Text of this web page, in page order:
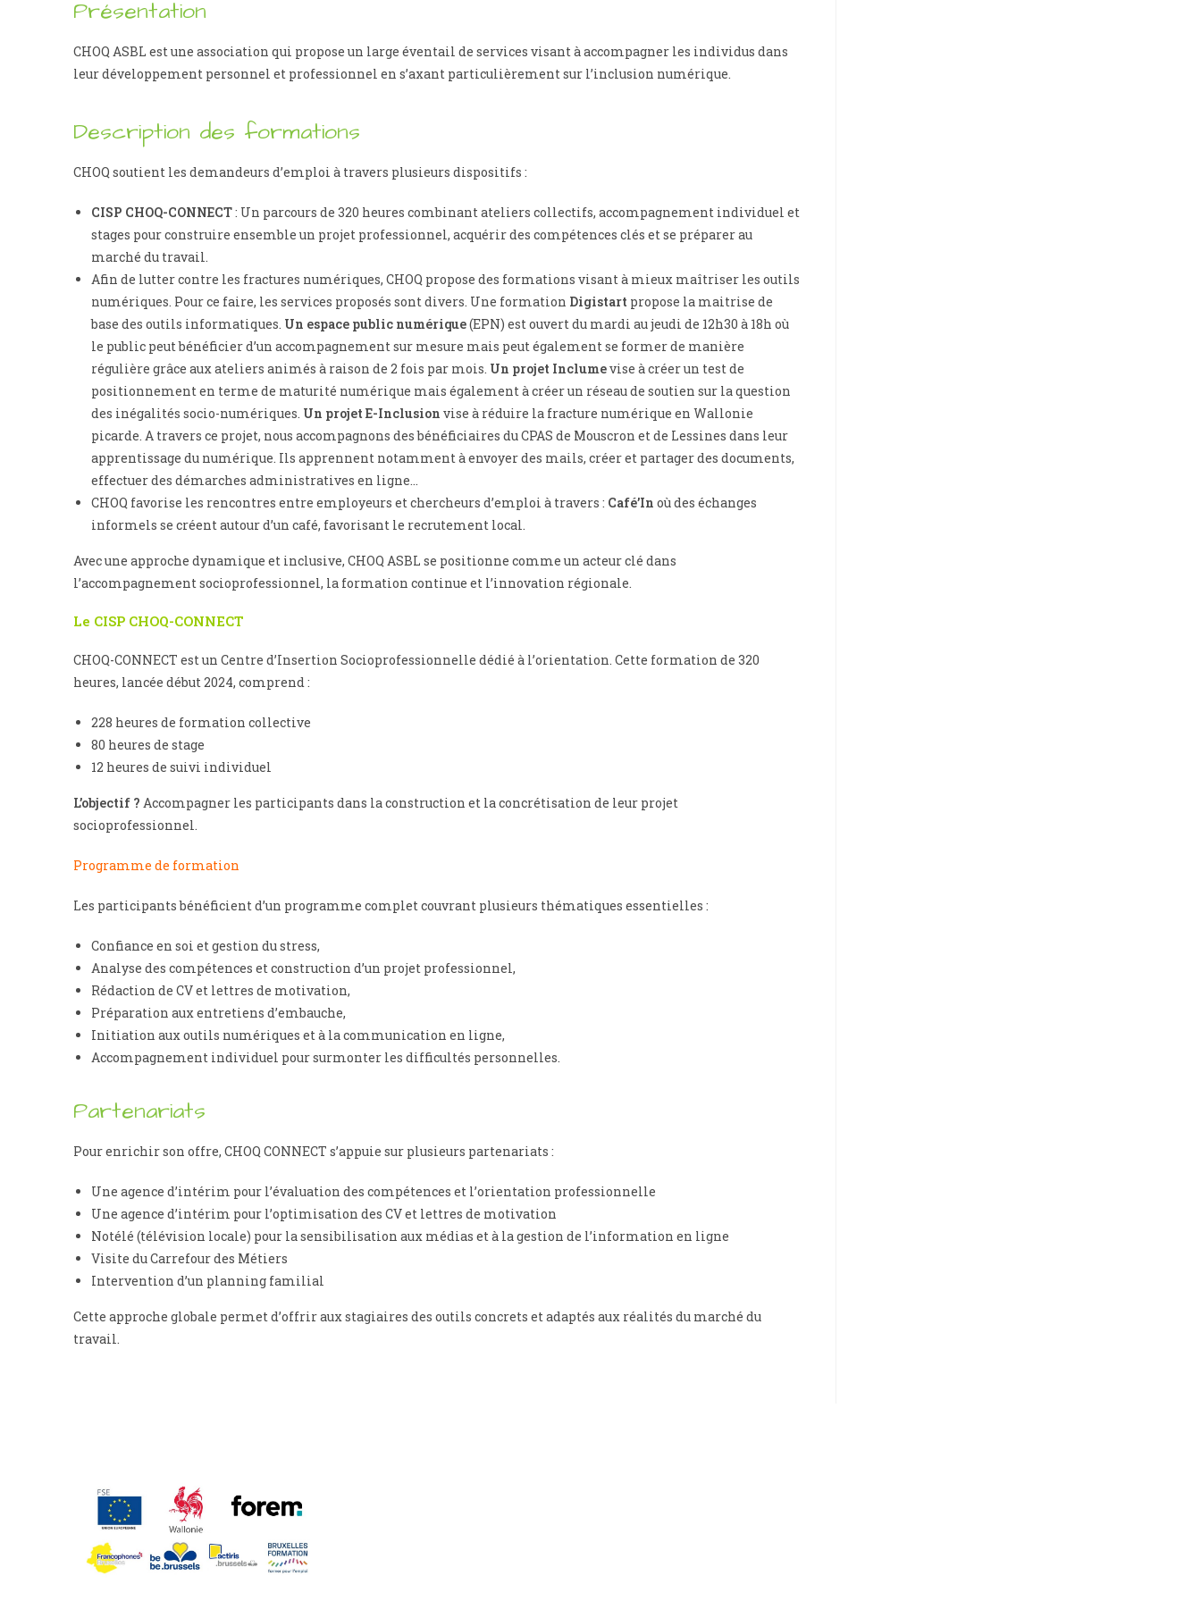
Présentation
CHOQ ASBL est une association qui propose un large éventail de services visant à accompagner les individus dans
leur développement personnel et professionnel en s’axant particulièrement sur l’inclusion numérique.
Description des formations
CHOQ soutient les demandeurs d’emploi à travers plusieurs dispositifs :
CISP CHOQ-CONNECT: Un parcours de 320 heures combinant ateliers collectifs, accompagnement individuel et
stages pour construire ensemble un projet professionnel, acquérir des compétences clés et se préparer au
marché du travail.
Afin de lutter contre les fractures numériques, CHOQ propose des formations visant à mieux maîtriser les outils
numériques. Pour ce faire, les services proposés sont divers. Une formation Digistart propose la maitrise de
base des outils informatiques. Un espace public numérique(EPN) est ouvert du mardi au jeudi de 12h30 à 18h où
le public peut bénéficier d’un accompagnement sur mesure mais peut également se former de manière
régulière grâce aux ateliers animés à raison de 2 fois par mois. Un projet Inclumevise à créer un test de
positionnement en terme de maturité numérique mais également à créer un réseau de soutien sur la question
des inégalités socio-numériques. Un projet E-Inclusion vise à réduire la fracture numérique en Wallonie
picarde. A travers ce projet, nous accompagnons des bénéficiaires du CPAS de Mouscron et de Lessines dans leur
apprentissage du numérique. Ils apprennent notamment à envoyer des mails, créer et partager des documents,
effectuer des démarches administratives en ligne…
CHOQ favorise les rencontres entre employeurs et chercheurs d’emploi à travers : Café’In où des échanges
informels se créent autour d’un café, favorisant le recrutement local.
Avec une approche dynamique et inclusive, CHOQ ASBL se positionne comme un acteur clé dans
l’accompagnement socioprofessionnel, la formation continue et l’innovation régionale.
Le CISP CHOQ-CONNECT
CHOQ-CONNECT est un Centre d’Insertion Socioprofessionnelle dédié à l’orientation. Cette formation de 320
heures, lancée début 2024, comprend :
228 heures de formation collective
80 heures de stage
12 heures de suivi individuel
L’objectif ? Accompagner les participants dans la construction et la concrétisation de leur projet
socioprofessionnel.
Programme de formation
Les participants bénéficient d’un programme complet couvrant plusieurs thématiques essentielles :
Confiance en soi et gestion du stress,
Analyse des compétences et construction d’un projet professionnel,
Rédaction de CV et lettres de motivation,
Préparation aux entretiens d’embauche,
Initiation aux outils numériques et à la communication en ligne,
Accompagnement individuel pour surmonter les difficultés personnelles.
Partenariats
Pour enrichir son offre, CHOQ CONNECT s’appuie sur plusieurs partenariats :
Une agence d’intérim pour l’évaluation des compétences et l’orientation professionnelle
Une agence d’intérim pour l’optimisation des CV et lettres de motivation
Notélé (télévision locale) pour la sensibilisation aux médias et à la gestion de l’information en ligne
Visite du Carrefour des Métiers
Intervention d’un planning familial
Cette approche globale permet d’offrir aux stagiaires des outils concrets et adaptés aux réalités du marché du
travail.